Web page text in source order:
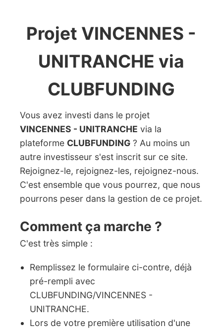
Projet VINCENNES -
UNITRANCHE via
CLUBFUNDING
Vous avez investi dans le projet
VINCENNES - UNITRANCHE via la
plateforme CLUBFUNDING ? Au moins un
autre investisseur s'est inscrit sur ce site.
Rejoignez-le, rejoignez-les, rejoignez-nous.
C'est ensemble que vous pourrez, que nous
pourrons peser dans la gestion de ce projet.
Comment ça marche ?
C'est très simple :
Remplissez le formulaire ci-contre, déjà
pré-rempli avec
CLUBFUNDING/VINCENNES -
UNITRANCHE.
Lors de votre première utilisation d'une